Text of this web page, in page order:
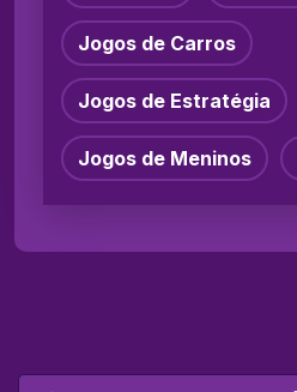
Jogos de Carros
Jogos de Estratégia
Jogos de Meninos